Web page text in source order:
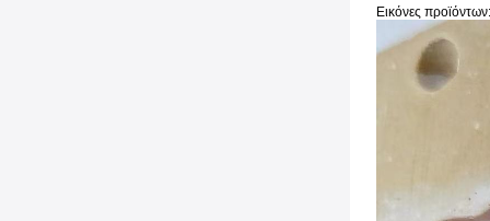
Εικόνες προϊόντων: